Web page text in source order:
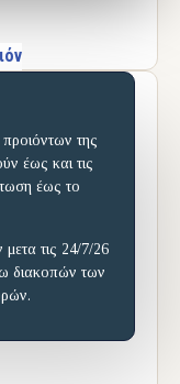
της
έως και τις
έως το
τις 24/7/26
διακοπών των